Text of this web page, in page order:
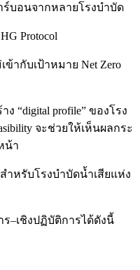
บอนจากหลายโรงบำบัด
Protocol
ข้ากับเป้าหมาย Net Zero
“digital profile” ของโรง
จะช่วยให้เห็นผลกระ
น้า
ำหรับโรงบำบัดน้ำเสียแห่ง
–เชิงปฏิบัติการได้ดังนี้